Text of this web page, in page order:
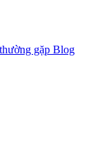
gặp Blog